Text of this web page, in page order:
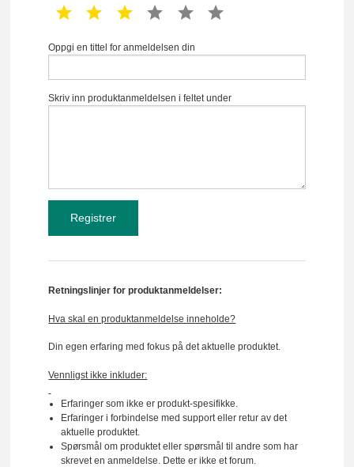
1 star 2 star 3 star 4 star 5 star
Oppgi en tittel for anmeldelsen din
Skriv inn produktanmeldelsen i feltet under
Retningslinjer for produktanmeldelser:
Hva skal en produktanmeldelse inneholde?
Din egen erfaring med fokus på det aktuelle produktet.
Vennligst ikke inkluder:
Erfaringer som ikke er produkt-spesifikke.
Erfaringer i forbindelse med support eller retur av det
aktuelle produktet.
Spørsmål om produktet eller spørsmål til andre som har
skrevet en anmeldelse. Dette er ikke et forum.